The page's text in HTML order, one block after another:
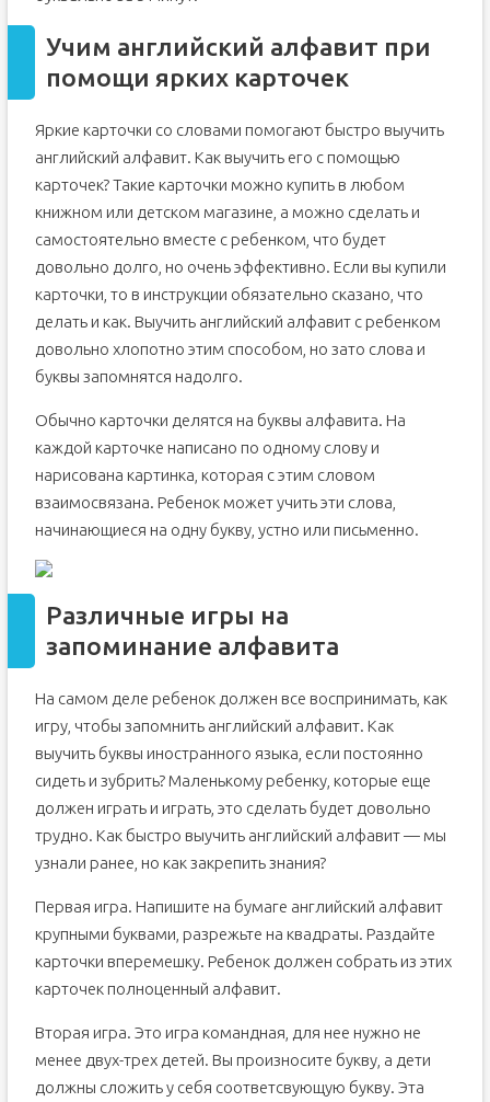
Учим английский алфавит при
помощи ярких карточек
Яркие карточки со словами помогают быстро выучить
английский алфавит. Как выучить его с помощью
карточек? Такие карточки можно купить в любом
книжном или детском магазине, а можно сделать и
самостоятельно вместе с ребенком, что будет
довольно долго, но очень эффективно. Если вы купили
карточки, то в инструкции обязательно сказано, что
делать и как. Выучить английский алфавит с ребенком
довольно хлопотно этим способом, но зато слова и
буквы запомнятся надолго.
Обычно карточки делятся на буквы алфавита. На
каждой карточке написано по одному слову и
нарисована картинка, которая с этим словом
взаимосвязана. Ребенок может учить эти слова,
начинающиеся на одну букву, устно или письменно.
Различные игры на
запоминание алфавита
На самом деле ребенок должен все воспринимать, как
игру, чтобы запомнить английский алфавит. Как
выучить буквы иностранного языка, если постоянно
сидеть и зубрить? Маленькому ребенку, которые еще
должен играть и играть, это сделать будет довольно
трудно. Как быстро выучить английский алфавит — мы
узнали ранее, но как закрепить знания?
Первая игра. Напишите на бумаге английский алфавит
крупными буквами, разрежьте на квадраты. Раздайте
карточки вперемешку. Ребенок должен собрать из этих
карточек полноценный алфавит.
Вторая игра. Это игра командная, для нее нужно не
менее двух-трех детей. Вы произносите букву, а дети
должны сложить у себя соответсвующую букву. Эта